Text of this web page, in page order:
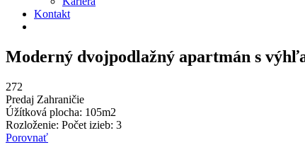
Kontakt
Moderný dvojpodlažný apartmán s
272
Predaj Zahraničie
Úžítková plocha: 105m2
Rozloženie: Počet izieb: 3
Porovnať